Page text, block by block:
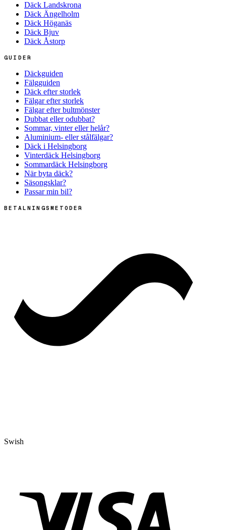
Däck Landskrona
Däck Ängelholm
Däck Höganäs
Däck Bjuv
Däck Åstorp
GUIDER
Däckguiden
Fälgguiden
Däck efter storlek
Fälgar efter storlek
Fälgar efter bultmönster
Dubbat eller odubbat?
Sommar, vinter eller helår?
Aluminium- eller stålfälgar?
Däck i Helsingborg
Vinterdäck Helsingborg
Sommardäck Helsingborg
När byta däck?
Säsongsklar?
Passar min bil?
BETALNINGSMETODER
Swish